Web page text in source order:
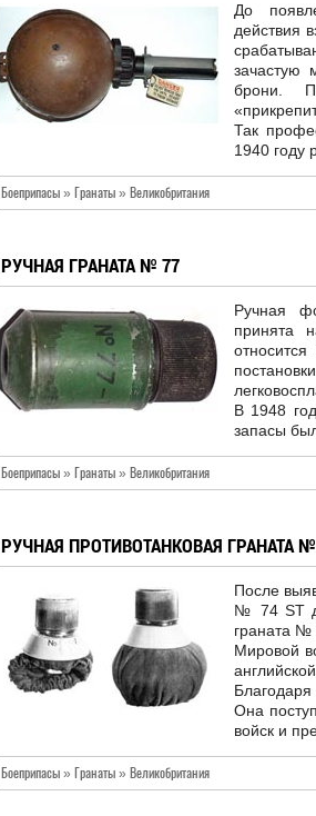
До
действия
зачастую
брони.
Так
1940 году
Боеприпасы » Гранаты » Великобритания
РУЧНАЯ ГРАНАТА № 77
Ручная
принята
В 1948
запасы
Боеприпасы » Гранаты » Великобритания
РУЧНАЯ ПРОТИВОТАНКОВАЯ ГРАНАТА №
После
№ 74 ST
граната №
Мировой
Она
войск и
Боеприпасы » Гранаты » Великобритания